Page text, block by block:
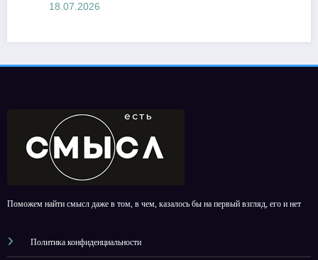
18.07.2026
Поможем найти смысл даже в том, в чем, казалось бы на первый взгляд, его и нет
Политика конфиденциальности